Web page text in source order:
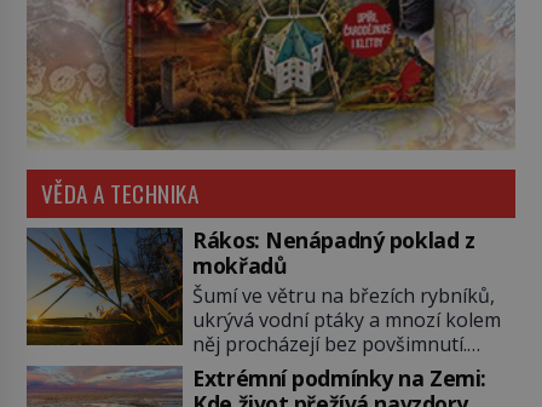
VĚDA A TECHNIKA
Rákos: Nenápadný poklad z
mokřadů
Šumí ve větru na březích rybníků,
ukrývá vodní ptáky a mnozí kolem
něj procházejí bez povšimnutí.
Přesto právě rákos pomáhal stavět
domy, vyrábět lodě, zapisovat první
Extrémní podmínky na Zemi: